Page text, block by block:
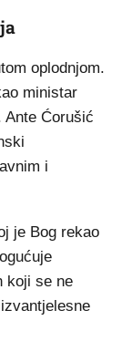
oplodnjom.
ministar
Ante Ćorušić
i
je Bog rekao
koji se ne